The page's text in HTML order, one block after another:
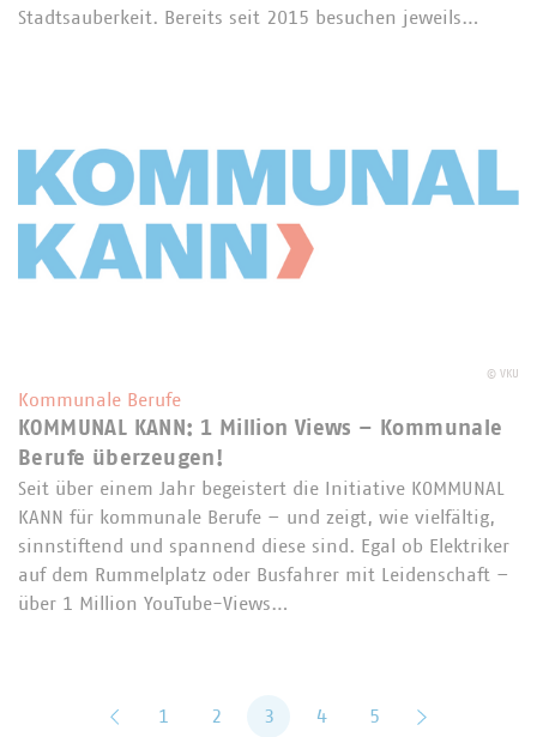
Stadtsauberkeit. Bereits seit 2015 besuchen jeweils…
© VKU
Kommunale Berufe
KOMMUNAL KANN: 1 Million Views – Kommunale
Berufe überzeugen!
Seit über einem Jahr begeistert die Initiative KOMMUNAL
KANN für kommunale Berufe – und zeigt, wie vielfältig,
sinnstiftend und spannend diese sind. Egal ob Elektriker
auf dem Rummelplatz oder Busfahrer mit Leidenschaft –
über 1 Million YouTube-Views…
zurück
1 2 3 4 5